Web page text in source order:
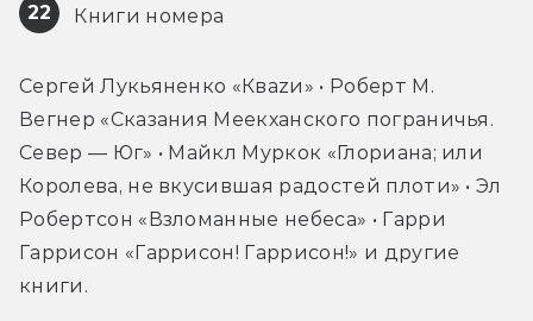
22 Книги номера
Сергей Лукьяненко «Кваzи» • Роберт М.
Вегнер «Сказания Меекханского пограничья.
Север — Юг» • Майкл Муркок «Глориана; или
Королева, не вкусившая радостей плоти» • Эл
Робертсон «Взломанные небеса» • Гарри
Гаррисон «Гаррисон! Гаррисон!» и другие
книги.